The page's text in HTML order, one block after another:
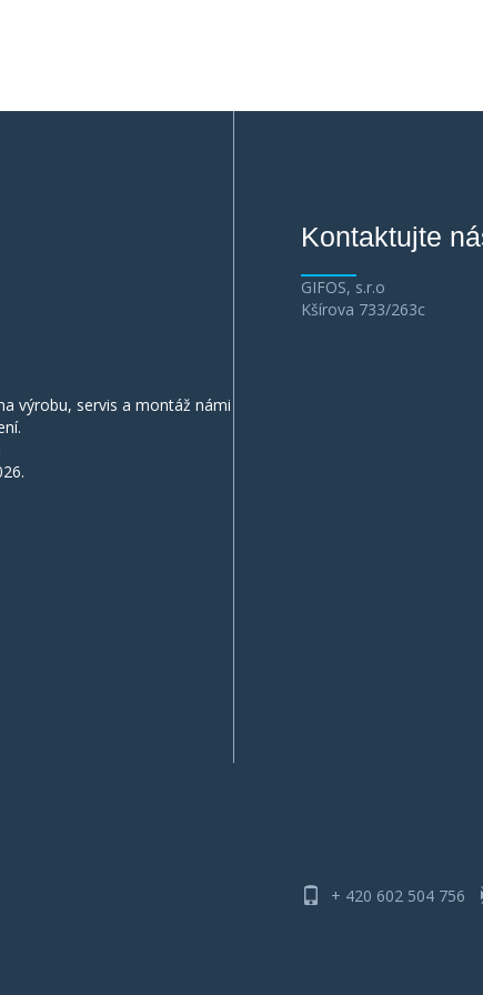
Kontaktujte
GIFOS, s.r.o
Kšírova 733/263c
+ 420 602 504 756
výrobu, servis a montáž námi